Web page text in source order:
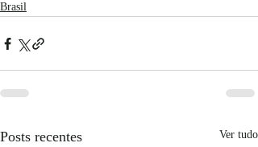
Brasil
Posts recentes Ver tudo